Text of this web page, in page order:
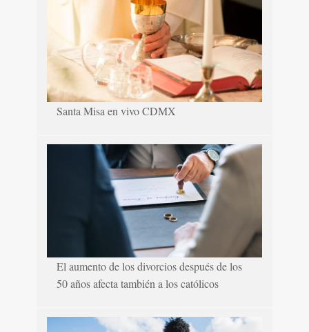
Santa Misa en vivo CDMX
El aumento de los divorcios después de los
50 años afecta también a los católicos